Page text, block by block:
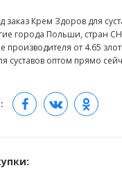
заказ Крем Здоров для
города Польши, стран
производителя от 4.65
суставов оптом прямо